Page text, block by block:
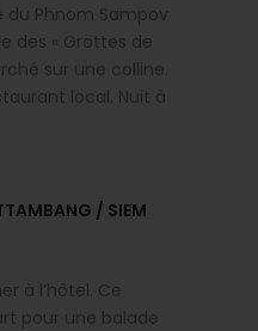
du Phnom Sampov
des « Grottes de
sur une colline.
local. Nuit à
/ SIEM
à l’hôtel. Ce
pour une balade